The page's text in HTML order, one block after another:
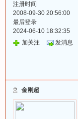
注册时间
2008-09-30 20:56:00
最后登录
2024-06-10 18:32:35
加关注
发消息
金刚超